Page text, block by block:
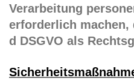
Verarbeitung
erforderlich machen,
d DSGVO als